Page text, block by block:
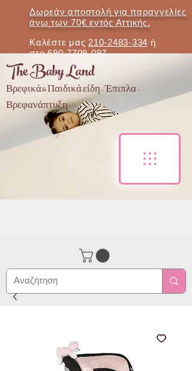
Δωρεάν αποστολή για παραγγελίες
άνω των 70€ εντός Αττικής.
Καλέστε μας 210-2483-334 ή
στο690-7709-097
The Baby Land
Βρεφικά & Παιδικά είδη - Έπιπλα -
Βρεφανάπτυξη